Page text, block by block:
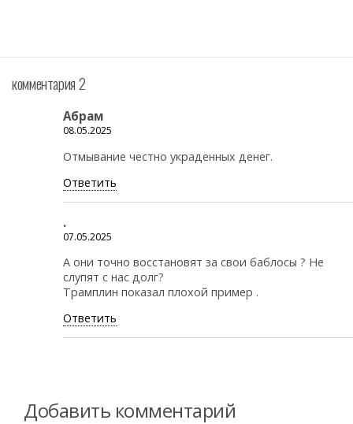
комментария 2
Абрам
08.05.2025
Отмывание честно украденных денег.
Ответить
.
07.05.2025
А они точно восстановят за свои баблосы ? Не
слупят с нас долг?
Трамплин показал плохой пример .
Ответить
Добавить комментарий